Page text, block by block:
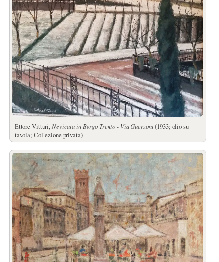
Ettore Vitturi,Nevicata in Borgo Trento - Via Guerzoni(1933; olio su
tavola; Collezione privata)